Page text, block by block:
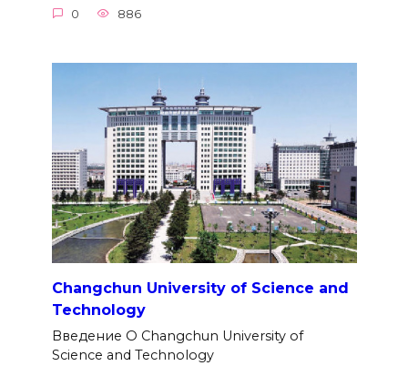
0 886
Changchun University of Science and
Technology
Введение О Changchun University of
Science and Technology